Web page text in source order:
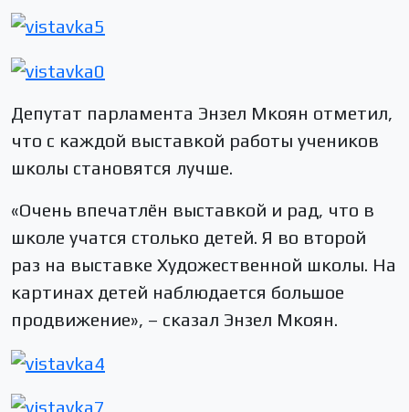
Депутат парламента Энзел Мкоян отметил,
что с каждой выставкой работы учеников
школы становятся лучше.
«Очень впечатлён выставкой и рад, что в
школе учатся столько детей. Я во второй
раз на выставке Художественной школы. На
картинах детей наблюдается большое
продвижение», – сказал Энзел Мкоян.